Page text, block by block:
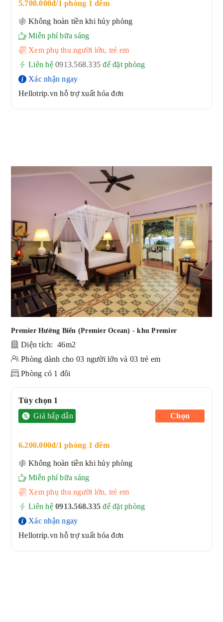
5.700.000đ/1 phòng 1 đêm
Không hoàn tiền khi hủy phòng
Miễn phí bữa sáng
Xem phụ thu người lớn, trẻ em
Liên hệ 0913.568.335 để đặt phòng
Xác nhận ngay
Hellotrip.vn hỗ trợ xuất hóa đơn
Premier Hướng Biển (Premier Ocean) - khu Premier
Diện tích: 46m2
Phòng dành cho 03 người lớn và 03 trẻ em
Phòng có 1 đôi
Tùy chọn 1
Giá hấp dẫn
6.200.000đ/1 phòng 1 đêm
Không hoàn tiền khi hủy phòng
Miễn phí bữa sáng
Xem phụ thu người lớn, trẻ em
Liên hệ 0913.568.335 để đặt phòng
Xác nhận ngay
Hellotrip.vn hỗ trợ xuất hóa đơn
Chọn